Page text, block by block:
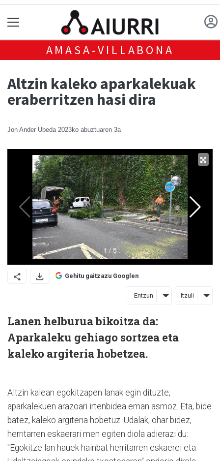
AMASA-VILLABONA
Altzin kaleko aparkalekuak
eraberritzen hasi dira
Jon Ander Ubeda 2023ko abuztuaren 3a
Gehitu gaitzazu Googlen
Entzun Itzuli
Lanen helburua bikoitza da:
Aparkaleku gehiago sortzea eta
kaleko argiteria hobetzea.
Altzin kalean egokitzapen lanak egin dituzte,
aparkalekuen arazoari irtenbidea eman asmoz. Eta, bide
batez, kaleko argiteria hobetuz. Udalak, ohar bidez,
herritarren eskaerari men egiten diola adierazi du:
"Egokitze lan hauek hainbat herritarren eskaerei eta